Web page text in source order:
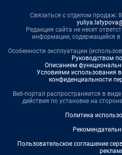
Связаться с отделом продаж:
Редакция сайта не несет
информации, содержащейся в
Особенности эксплуатации
Руководством
Описанием
Условиями использования
конфиденциальности
Веб-портал распространяется в
действия по установке на
Политика
Пользовательское соглашение